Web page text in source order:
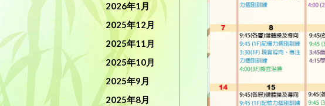
2026年1月
2025年12月
2025年11月
2025年10月
2025年9月
2025年8月